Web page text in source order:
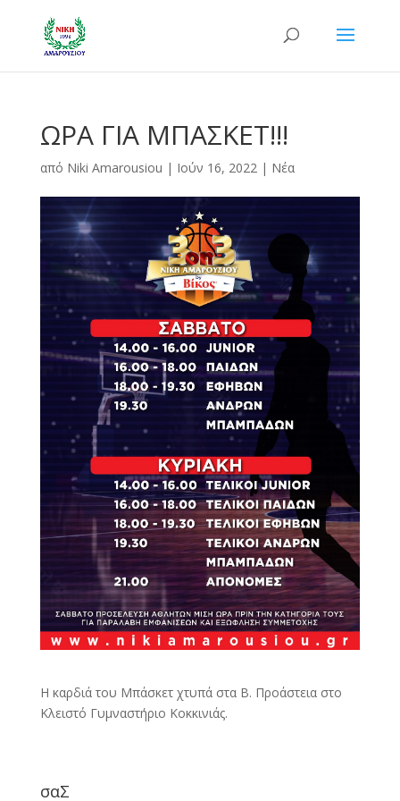
ΩΡΑ ΓΙΑ ΜΠΑΣΚΕΤ!!!
από Niki Amarousiou | Ιούν 16, 2022| Νέα
Η καρδιά του Μπάσκετ χτυπά στα Β. Προάστεια στο
Κλειστό Γυμναστήριο Κοκκινιάς.
σαΣ